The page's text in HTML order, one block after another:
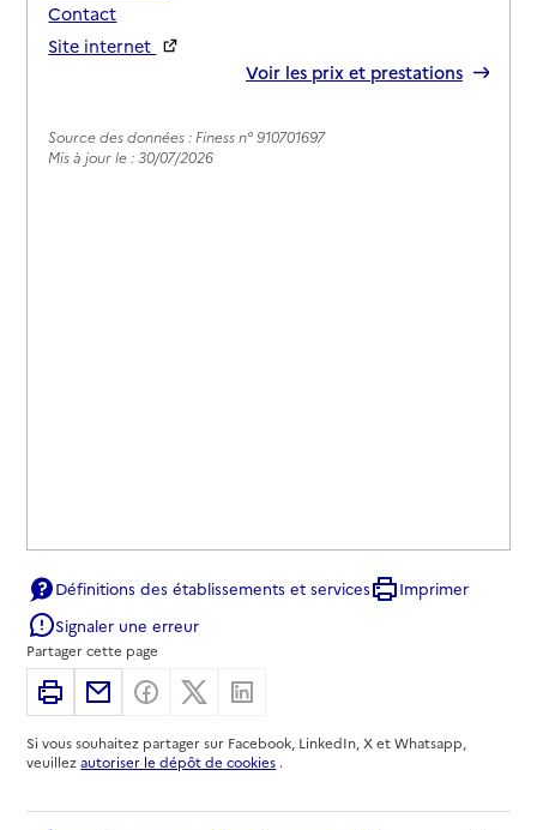
Contact
Site internet
Voir les prix et prestations
Source des données : Finess n° 910701697
Mis à jour le : 30/07/2026
Définitions des établissements et services
Imprimer
Signaler une erreur
Partager cette page
ImprimerPartager par email
Partager sur Facebook
Partager sur X
Si vous souhaitez partager sur Facebook, LinkedIn, X et Whatsapp,
veuillezautoriser le dépôt de cookies .